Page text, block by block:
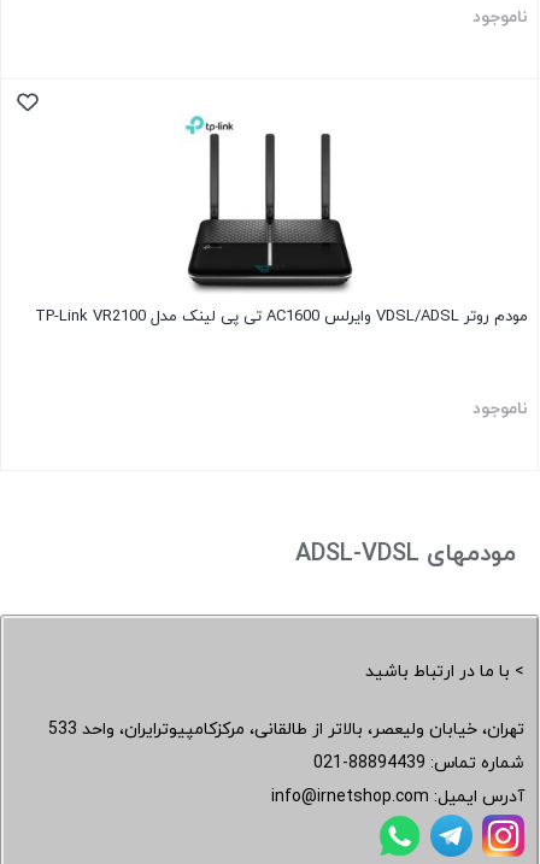
ناموجود
مودم روتر VDSL/ADSL وایرلس AC1600 تی پی لینک مدل TP-Link VR2100
ناموجود
مودمهای ADSL-VDSL
> با ما در ارتباط باشید
تهران، خیابان ولیعصر، بالاتر از طالقانی، مرکزکامپیوترایران، واحد 533
شماره تماس: 021-88894439
آدرس ایمیل: info@irnetshop.com